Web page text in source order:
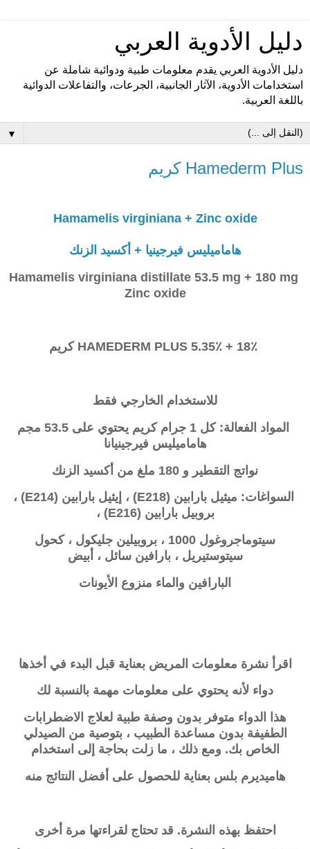
دليل الأدوية العربي
دليل الأدوية العربي يقدم معلومات طبية ودوائية شاملة عن
استخدامات الأدوية، الآثار الجانبية، الجرعات، والتفاعلات الدوائية
باللغة العربية.
▼
Hamederm Plus كريم
Hamamelis virginiana + Zinc oxide
هاماميليس فيرجينيا + أكسيد الزنك
Hamamelis virginiana distillate 53.5 mg + 180 mg
Zinc oxide
للاستخدام الخارجي فقط
المواد الفعالة: كل 1 جرام كريم يحتوي على 53.5 مجم
هاماميليس فيرجينيانا
نواتج التقطير و 180 ملغ من أكسيد الزنك
السواغات: ميثيل بارابين (E218) ، إيثيل بارابين (E214) ،
بروبيل بارابين (E216) ،
سيتوماجروغول 1000 ، بروبيلين جليكول ، كحول
سيتوستيريل ، بارافين سائل ، أبيض
البارافين والماء منزوع الأيونات
اقرأ نشرة معلومات المريض بعناية قبل البدء في أخذها
دواء لأنه يحتوي على معلومات مهمة بالنسبة لك
هذا الدواء متوفر بدون وصفة طبية لعلاج الاضطرابات
الطفيفة بدون مساعدة الطبيب ، بتوصية من الصيدلي
الخاص بك. ومع ذلك ، ما زلت بحاجة إلى استخدام
هاميديرم بلس بعناية للحصول على أفضل النتائج منه
احتفظ بهذه النشرة. قد تحتاج لقراءتها مرة أخرى